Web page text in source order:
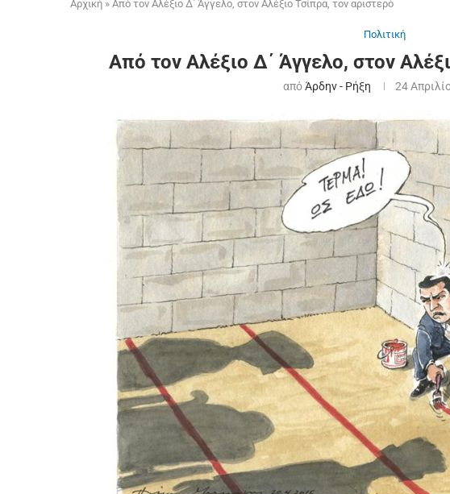
Αρχική » Από τον Αλέξιο Δ΄ Άγγελο, στον Αλέξιο Τσίπρα, τον αριστερό
Πολιτική
Από τον Αλέξιο Δ΄ Άγγελο, στον
απόΆρδην - Ρήξη 24